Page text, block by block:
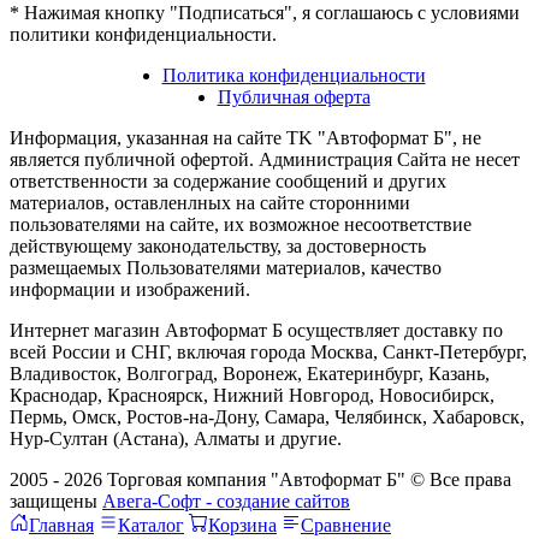
* Нажимая кнопку "Подписаться", я соглашаюсь с условиями
политики конфиденциальности.
Политика конфиденциальности
Публичная оферта
Информация, указанная на сайте TK "Автоформат Б", не
является публичной офертой. Администрация Сайта не несет
ответственности за содержание сообщений и других
материалов, оставленлных на сайте сторонними
пользователями на сайте, их возможное несоответствие
действующему законодательству, за достоверность
размещаемых Пользователями материалов, качество
информации и изображений.
Интернет магазин Автоформат Б осуществляет доставку по
всей России и СНГ, включая города Москва, Санкт-Петербург,
Владивосток, Волгоград, Воронеж, Екатеринбург, Казань,
Краснодар, Красноярск, Нижний Новгород, Новосибирск,
Пермь, Омск, Ростов-на-Дону, Самара, Челябинск, Хабаровск,
Нур-Султан (Астана), Алматы и другие.
2005 - 2026 Торговая компания "Автоформат Б" © Все права
защищены Авега-Софт - создание сайтов
Главная
Каталог Корзина Сравнение